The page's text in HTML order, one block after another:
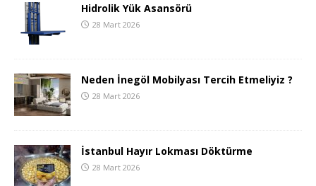
Hidrolik Yük Asansörü
28 Mart 2026
Neden İnegöl Mobilyası Tercih Etmeliyiz ?
28 Mart 2026
İstanbul Hayır Lokması Döktürme
28 Mart 2026